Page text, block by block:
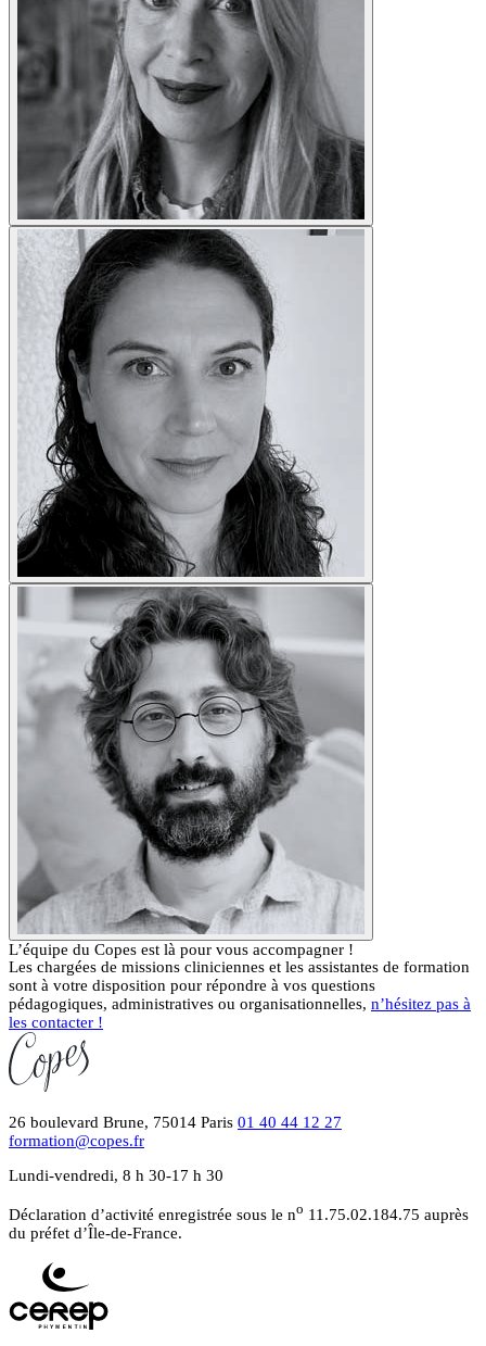
L’équipe du Copes est là pour vous accompagner !
Les chargées de missions cliniciennes et les assistantes de formation
sont à votre disposition pour répondre à vos questions
pédagogiques, administratives ou organisationnelles, n’hésitez pas à
les contacter !
26 boulevard Brune, 75014 Paris 01 40 44 12 27
formation@copes.fr
Lundi-vendredi, 8 h 30-17 h 30
Déclaration d’activité enregistrée sous le no 11.75.02.184.75 auprès
du préfet d’Île-de-France.